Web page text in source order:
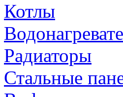
Котлы
Радиаторы
Стальные